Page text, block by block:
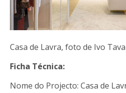
Casa de Lavra, foto de Ivo
Ficha Técnica:
Nome do Projecto: Casa de